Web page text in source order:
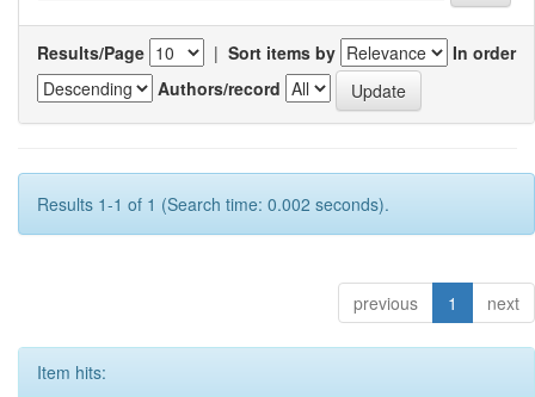
Results/Page | Sort items by
In order
Authors/record
Results 1-1 of 1 (Search time: 0.002 seconds).
previous 1 next
Item hits: